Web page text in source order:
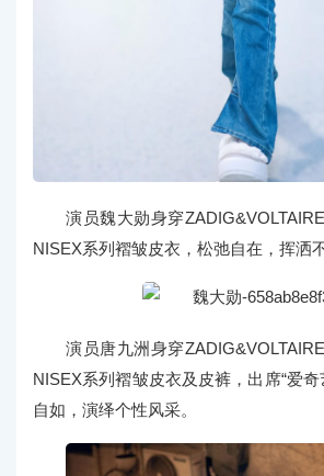
演员魏大勋身穿
NISEX系列褶皱皮衣，松弛自在，挥洒
演员唐九洲身穿
NISEX系列褶皱皮衣及皮裤，出席“爱
自如，演绎个性风采。